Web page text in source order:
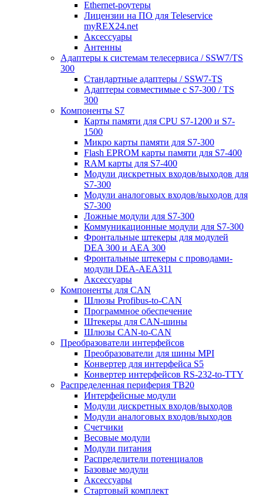
Ethernet-роутеры
Лицензии на ПО для Teleservice
myREX24.net
Аксессуары
Антенны
Адаптеры к системам телесервиса / SSW7/TS
300
Стандартные адаптеры / SSW7-TS
Адаптеры совместимые с S7-300 / TS
300
Компоненты S7
Карты памяти для CPU S7-1200 и S7-
1500
Микро карты памяти для S7-300
Flash EPROM карты памяти для S7-400
RAM карты для S7-400
Модули дискретных входов/выходов для
S7-300
Модули аналоговых входов/выходов для
S7-300
Ложные модули для S7-300
Коммуникационные модули для S7-300
Фронтальные штекеры для модулей
DEA 300 и AEA 300
Фронтальные штекеры с проводами-
модули DEA-AEA311
Аксессуары
Компоненты для CAN
Шлюзы Profibus-to-CAN
Программное обеспечение
Штекеры для CAN-шины
Шлюзы CAN-to-CAN
Преобразователи интерфейсов
Преобразователи для шины MPI
Конвертер для интерфейса S5
Конвертер интерфейсов RS-232-to-TTY
Распределенная периферия TB20
Интерфейсные модули
Модули дискретных входов/выходов
Модули аналоговых входов/выходов
Счетчики
Весовые модули
Модули питания
Распределители потенциалов
Базовые модули
Аксесcуары
Стартовый комплект